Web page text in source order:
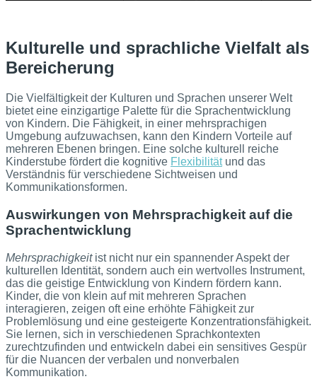
Kulturelle und sprachliche Vielfalt als
Bereicherung
Die Vielfältigkeit der Kulturen und Sprachen unserer Welt
bietet eine einzigartige Palette für die Sprachentwicklung
von Kindern. Die Fähigkeit, in einer mehrsprachigen
Umgebung aufzuwachsen, kann den Kindern Vorteile auf
mehreren Ebenen bringen. Eine solche kulturell reiche
Kinderstube fördert die kognitive Flexibilitätund das
Verständnis für verschiedene Sichtweisen und
Kommunikationsformen.
Auswirkungen von Mehrsprachigkeit auf die
Sprachentwicklung
Mehrsprachigkeitist nicht nur ein spannender Aspekt der
kulturellen Identität, sondern auch ein wertvolles Instrument,
das die geistige Entwicklung von Kindern fördern kann.
Kinder, die von klein auf mit mehreren Sprachen
interagieren, zeigen oft eine erhöhte Fähigkeit zur
Problemlösung und eine gesteigerte Konzentrationsfähigkeit.
Sie lernen, sich in verschiedenen Sprachkontexten
zurechtzufinden und entwickeln dabei ein sensitives Gespür
für die Nuancen der verbalen und nonverbalen
Kommunikation.